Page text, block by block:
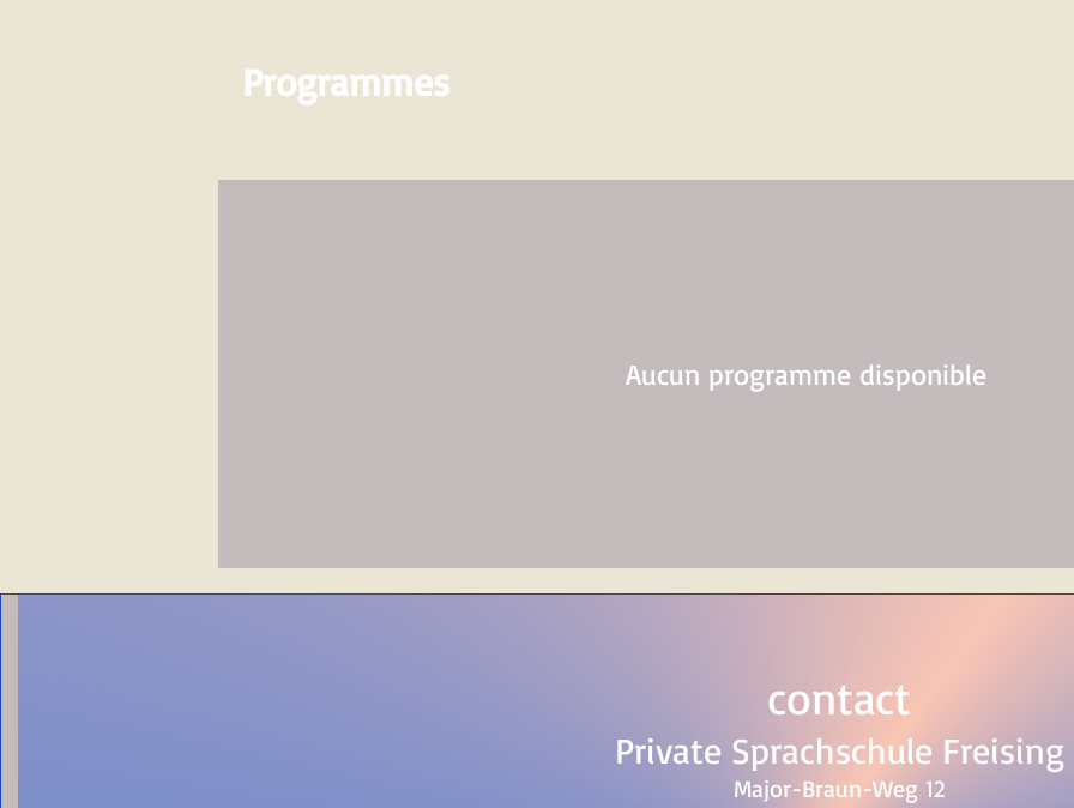
Programmes
Aucun programme disponible
contact
Private Sprachschule Freising
Major-Braun-Weg 12